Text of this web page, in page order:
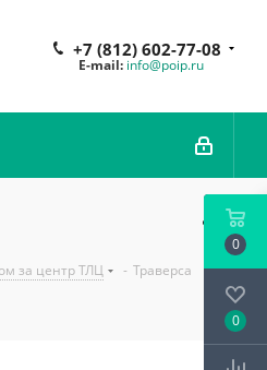
+7 (812) 602-77-08
E-mail: info@poip.ru
за центр ТЛЦ - Траверса
0
0